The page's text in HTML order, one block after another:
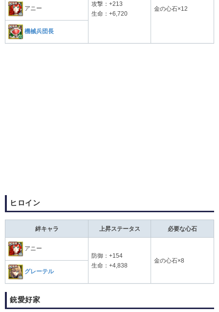
攻撃：+213
生命：+6,720
金の心石×12
アニー
機械兵団長
ヒロイン
絆キャラ 上昇ステータス 必要な心石
アニー
防御：+154
生命：+4,838
金の心石×8
グレーテル
銃愛好家